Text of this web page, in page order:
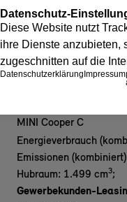
MINI Cooper C
Energieverbrauch
Emissionen
Hubraum: 1.499 cm3;
Gewerbekunden-